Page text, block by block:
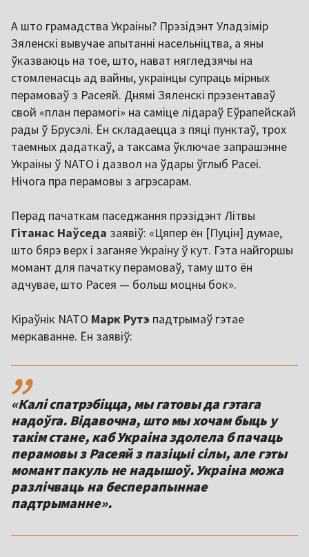
А што грамадства Украіны? Прэзідэнт Уладзімір
Зяленскі вывучае апытанні насельніцтва, а яны
ўказваюць на тое, што, нават нягледзячы на
стомленасць ад вайны, украінцы супраць мірных
перамоваў з Расеяй. Днямі Зяленскі прэзентаваў
свой «план перамогі» на саміце лідараў Еўрапейскай
рады ў Брусэлі. Ён складаецца з пяці пунктаў, трох
таемных дадаткаў, а таксама ўключае запрашэнне
Украіны ў NATO і дазвол на ўдары ўглыб Расеі.
Нічога пра перамовы з агрэсарам.
Перад пачаткам паседжання прэзідэнт Літвы
Гітанас Наўседа заявіў: «Цяпер ён [Пуцін] думае,
што бярэ верх і заганяе Украіну ў кут. Гэта найгоршы
момант для пачатку перамоваў, таму што ён
адчувае, што Расея — больш моцны бок».
Кіраўнік NATO Марк Рутэ падтрымаў гэтае
меркаванне. Ён заявіў:
,,
«Калі спатрэбіцца, мы гатовы да гэтага
надоўга. Відавочна, што мы хочам быць у
такім стане, каб Украіна здолела б пачаць
перамовы з Расеяй з пазіцыі сілы, але гэты
момант пакуль не надышоў. Украіна можа
разлічваць на бесперапыннае
падтрыманне».